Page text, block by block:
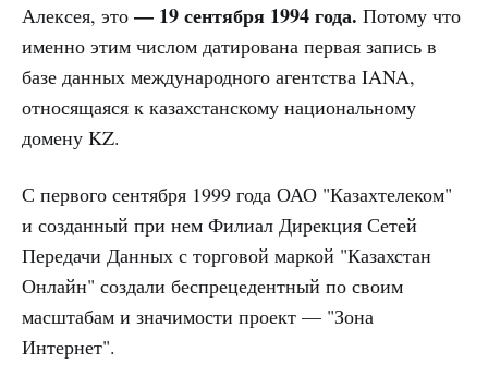
Алексея, это — 19 сентября 1994 года. Потому что
именно этим числом датирована первая запись в
базе данных международного агентства IANA,
относящаяся к казахстанскому национальному
домену KZ.
С первого сентября 1999 года ОАО "Казахтелеком"
и созданный при нем Филиал Дирекция Сетей
Передачи Данных с торговой маркой "Казахстан
Онлайн" создали беспрецедентный по своим
масштабам и значимости проект — "Зона
Интернет".